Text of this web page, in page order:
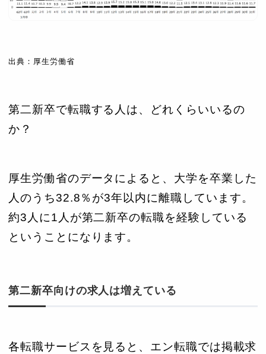
出典：厚生労働省
第二新卒で転職する人は、どれくらいいるの
か？
厚生労働省のデータによると、大学を卒業した
人のうち32.8％が3年以内に離職しています。
約3人に1人が第二新卒の転職を経験している
ということになります。
第二新卒向けの求人は増えている
各転職サービスを見ると、エン転職では掲載求